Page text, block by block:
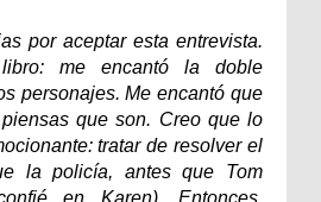
por aceptar esta entrevista.
me encantó la doble
personajes. Me encantó que
que son. Creo que lo
tratar de resolver el
la policía, antes que Tom
en Karen). Entonces,